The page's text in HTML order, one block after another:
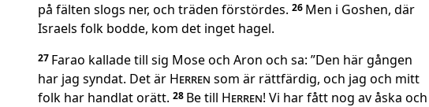
på fälten slogs ner, och träden förstördes. 26 Men i Goshen, där
Israels folk bodde, kom det inget hagel.
27 Farao kallade till sig Mose och Aron och sa: ”Den här gången
har jag syndat. Det är Herren som är rättfärdig, och jag och mitt
folk har handlat orätt. 28 Be till Herren! Vi har fått nog av åska och